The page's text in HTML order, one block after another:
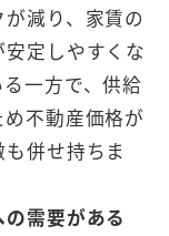
減り、家賃の
定しやすくな
一方で、供給
不動産価格が
併せ持ちま
需要がある